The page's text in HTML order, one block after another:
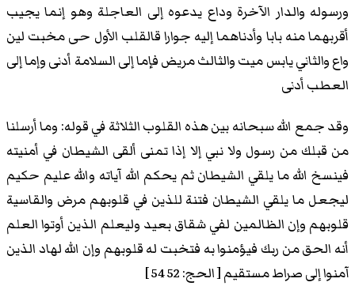
ورسوله والدار الآخرة وداع يدعوه إلى العاجلة وهو إنما يجيب
أقربهما منه بابا وأدناهما إليه جوارا قالقلب الأول حى مخبت لين
واع والثاني يابس ميت والثالث مريض فإما إلى السلامة أدنى وإما إلى
العطب أدنى
وقد جمع الله سبحانه بين هذه القلوب الثلاثة في قوله: وما أرسلنا
من قبلك من رسول ولا نبي إلا إذا تمنى ألقى الشيطان في أمنيته
فينسخ الله ما يلقي الشيطان ثم يحكم الله آياته والله عليم حكيم
ليجعل ما يلقي الشيطان فتنة للذين في قلوبهم مرض والقاسية
قلوبهم وإن الظالمين لفي شقاق بعيد وليعلم الذين أوتوا العلم
أنه الحق من ربك فيؤمنوا به فتخبت له قلوبهم وإن الله لهاد الذين
آمنوا إلى صراط مستقيم [ الحج: 52 54 ]